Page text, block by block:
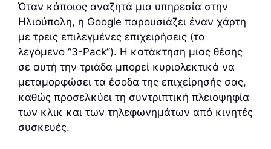
Όταν κάποιος αναζητά μια υπηρεσία στην
Ηλιούπολη, η Google παρουσιάζει έναν χάρτη
με τρεις επιλεγμένες επιχειρήσεις (το
λεγόμενο “3-Pack”). Η κατάκτηση μιας θέσης
σε αυτή την τριάδα μπορεί κυριολεκτικά να
μεταμορφώσει τα έσοδα της επιχείρησής σας,
καθώς προσελκύει τη συντριπτική πλειοψηφία
των κλικ και των τηλεφωνημάτων από κινητές
συσκευές.